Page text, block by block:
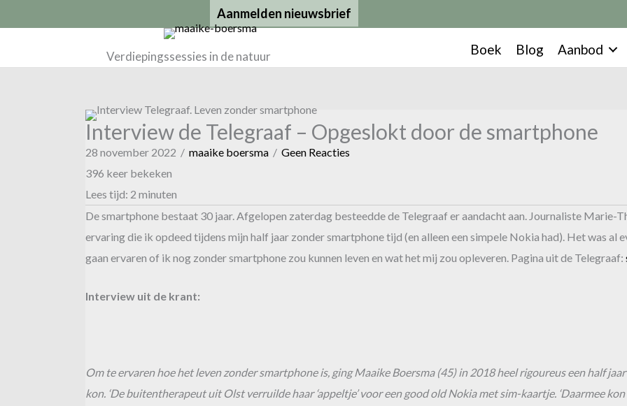
naar
Aanmelden nieuwsbrief
Verdiepingssessies in de natuur Boek Blog Aanbod
Interview de Telegraaf – Opgeslokt door de smartphone
28 november 2022 / maaike boersma / Geen Reacties
396 keer bekeken
Lees tijd: 2 minuten
De smartphone bestaat 30 jaar. Afgelopen zaterdag besteedde de Telegraaf er aandacht aan. Journaliste Marie-
ervaring die ik opdeed tijdens mijn half jaar zonder smartphone tijd (en alleen een simpele Nokia had). Het was al
gaan ervaren of ik nog zonder smartphone zou kunnen leven en wat het mij zou opleveren. Pagina uit de Telegraaf:
Interview uit de krant:
Om te ervaren hoe het leven zonder smartphone is, ging Maaike Boersma (45) in 2018 heel rigoureus een half
kon. ‘De buitentherapeut uit Olst verruilde haar ‘appeltje’ voor een good old Nokia met sim-kaartje. ‘Daarmee kon